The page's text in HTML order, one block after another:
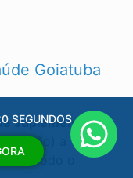
Goiatuba
suplementar)é
ou não) a venda
em todo o
SEGUNDOS